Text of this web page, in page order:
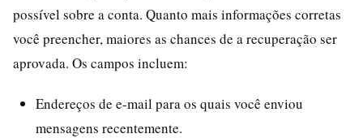
possível sobre a conta. Quanto mais informações corretas
você preencher, maiores as chances de a recuperação ser
aprovada. Os campos incluem:
Endereços de e-mail para os quais você enviou
mensagens recentemente.